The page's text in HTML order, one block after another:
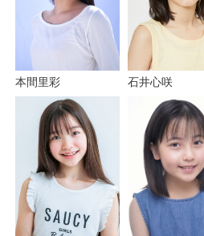
本間里彩 石井心咲